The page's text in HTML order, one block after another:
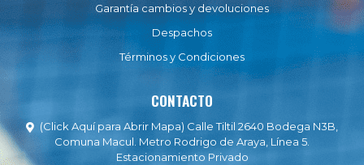
Garantía cambios y devoluciones
Despachos
Términos y Condiciones
CONTACTO
(Click Aquí para Abrir Mapa) Calle Tiltil 2640 Bodega N3B,
Comuna Macul. Metro Rodrigo de Araya, Línea 5.
Estacionamiento Privado